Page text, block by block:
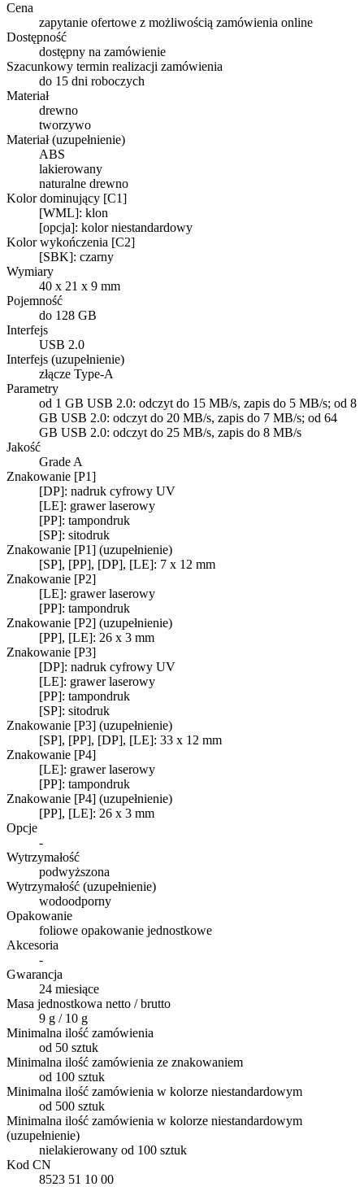
Cena
zapytanie ofertowe z możliwością zamówienia online
Dostępność
dostępny na zamówienie
Szacunkowy termin realizacji zamówienia
do 15 dni roboczych
Materiał
drewno
tworzywo
Materiał (uzupełnienie)
ABS
lakierowany
naturalne drewno
Kolor dominujący [C1]
[WML]: klon
[opcja]: kolor niestandardowy
Kolor wykończenia [C2]
[SBK]: czarny
Wymiary
40 x 21 x 9 mm
Pojemność
do 128 GB
Interfejs
USB 2.0
Interfejs (uzupełnienie)
złącze Type-A
Parametry
od 1 GB USB 2.0: odczyt do 15 MB/s, zapis do 5 MB/s; od 8
GB USB 2.0: odczyt do 20 MB/s, zapis do 7 MB/s; od 64
GB USB 2.0: odczyt do 25 MB/s, zapis do 8 MB/s
Jakość
Grade A
Znakowanie [P1]
[DP]: nadruk cyfrowy UV
[LE]: grawer laserowy
[PP]: tampondruk
[SP]: sitodruk
Znakowanie [P1] (uzupełnienie)
[SP], [PP], [DP], [LE]: 7 x 12 mm
Znakowanie [P2]
[LE]: grawer laserowy
[PP]: tampondruk
Znakowanie [P2] (uzupełnienie)
[PP], [LE]: 26 x 3 mm
Znakowanie [P3]
[DP]: nadruk cyfrowy UV
[LE]: grawer laserowy
[PP]: tampondruk
[SP]: sitodruk
Znakowanie [P3] (uzupełnienie)
[SP], [PP], [DP], [LE]: 33 x 12 mm
Znakowanie [P4]
[LE]: grawer laserowy
[PP]: tampondruk
Znakowanie [P4] (uzupełnienie)
[PP], [LE]: 26 x 3 mm
Opcje
-
Wytrzymałość
podwyższona
Wytrzymałość (uzupełnienie)
wodoodporny
Opakowanie
foliowe opakowanie jednostkowe
Akcesoria
-
Gwarancja
24 miesiące
Masa jednostkowa netto / brutto
9 g / 10 g
Minimalna ilość zamówienia
od 50 sztuk
Minimalna ilość zamówienia ze znakowaniem
od 100 sztuk
Minimalna ilość zamówienia w kolorze niestandardowym
od 500 sztuk
Minimalna ilość zamówienia w kolorze niestandardowym
(uzupełnienie)
nielakierowany od 100 sztuk
Kod CN
8523 51 10 00